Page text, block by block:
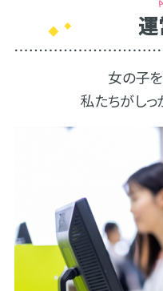
女の子
私たちがしっ